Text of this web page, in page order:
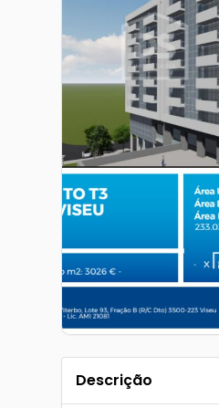
Descrição